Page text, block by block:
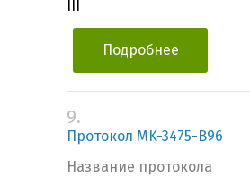
Подробнее
9.
Протокол MK-3475-B96
Название протокола